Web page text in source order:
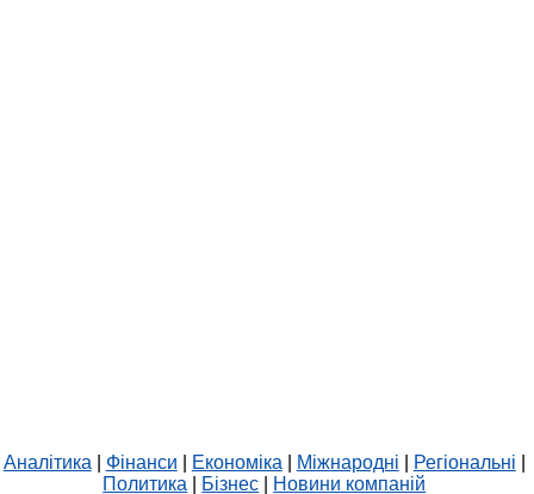
Аналітика Фінанси Економіка Міжнародні Регіональні
Политика
Бізнес Новини компаній